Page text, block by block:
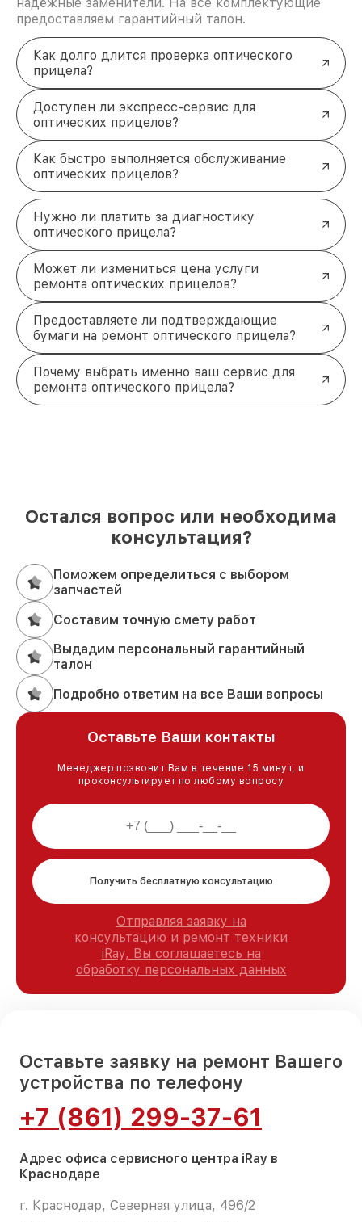
функций.
Почему выбирают наш сервис?
Гарантия качества: на все виды работ
предоставляется гарантия.
: используем только
Срочность : ремонт выполняется в кратчайшие
сроки.
Оплата удобным способом: наличными,
картой, переводом.
Оставьте заявку, и мы оперативно свяжемся с
вами для уточнения деталей! Курьер доставит
ваш прицел в наш сервисный центр, а после
ремонта устройство будет работать как новое. +7
(861) 299-37-61 Северная улица, 496/2
предоставляем гарантийный талон.
Как долго длится проверка оптического
прицела?
Доступен ли экспресс-сервис для
оптических прицелов?
Как быстро выполняется обслуживание
оптических прицелов?
Нужно ли платить за диагностику
оптического прицела?
Может ли измениться цена услуги
ремонта оптических прицелов?
Предоставляете ли подтверждающие
бумаги на ремонт оптического прицела?
Почему выбрать именно ваш сервис для
ремонта оптического прицела?
Остался вопрос или необходима
консультация?
Поможем определиться с выбором
запчастей
Составим точную смету работ
Выдадим персональный гарантийный
талон
Подробно ответим на все Ваши вопросы
Оставьте Ваши контакты
Менеджер позвонит Вам в течение 15 минут, и
проконсультирует по любому вопросу
Получить бесплатную консультацию
Отправляя заявку на
консультацию и ремонт техники
iRay, Вы соглашаетесь на
обработку персональных данных
Оставьте заявку на ремонт Вашего
устройства по телефону
+7 (861) 299-37-61
Адрес офиса сервисного центра iRay в
Краснодаре
г. Краснодар, Северная улица, 496/2